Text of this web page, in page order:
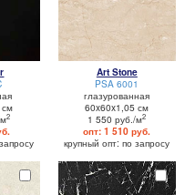
2
Art Stone
PSA 6001
глазурованная
60x60x1,05 см
1 550 руб./м2
опт: 1 510 руб.
крупный опт: по запросу